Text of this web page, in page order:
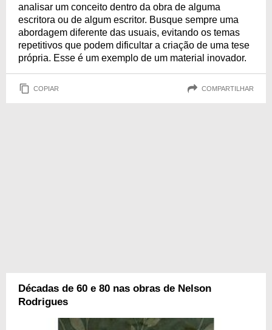
analisar um conceito dentro da obra de alguma
escritora ou de algum escritor. Busque sempre uma
abordagem diferente das usuais, evitando os temas
repetitivos que podem dificultar a criação de uma tese
própria. Esse é um exemplo de um material inovador.
COPIAR COMPARTILHAR
Décadas de 60 e 80 nas obras de Nelson
Rodrigues